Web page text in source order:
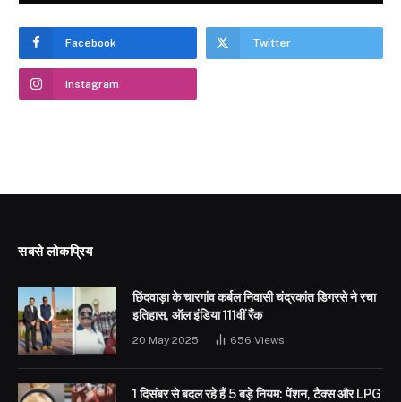
Facebook Twitter
Instagram
सबसे लोकप्रिय
छिंदवाड़ा के चारगांव कर्बल निवासी चंद्रकांत डिगरसे ने रचा
इतिहास, ऑल इंडिया 111वीं रैंक
20 May 2025 656 Views
1 दिसंबर से बदल रहे हैं 5 बड़े नियम: पेंशन, टैक्स और LPG